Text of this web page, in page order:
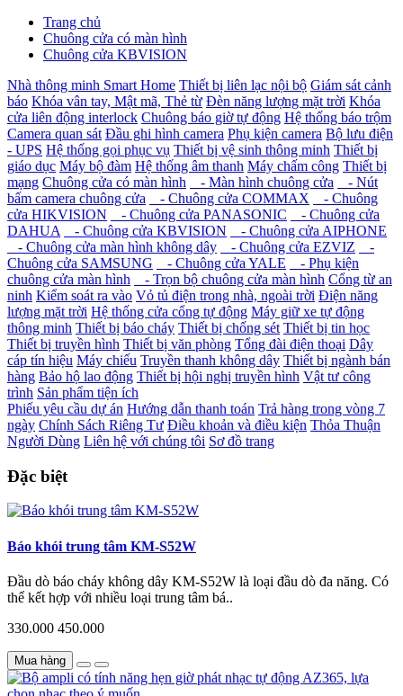
Trang chủ
Chuông cửa có màn hình
Chuông cửa KBVISION
Nhà thông minh Smart Home Thiết bị liên lạc nội bộ Giám sát cảnh
báo Khóa vân tay, Mật mã, Thẻ từ Đèn năng lượng mặt trời Khóa
cửa liên động interlock Chuông báo giờ tự động Hệ thống báo trộm
Camera quan sát Đầu ghi hình camera Phụ kiện camera Bộ lưu điện
- UPS Hệ thống gọi phục vụ Thiết bị vệ sinh thông minh Thiết bị
giáo dục Máy bộ đàm Hệ thống âm thanh Máy chấm công Thiết bị
mạng Chuông cửa có màn hình - Màn hình chuông cửa
- Nút
bấm camera chuông cửa
- Chuông cửa COMMAX
- Chuông
cửa HIKVISION
- Chuông cửa PANASONIC
- Chuông cửa
DAHUA
- Chuông cửa KBVISION
- Chuông cửa AIPHONE
- Chuông cửa màn hình không dây
- Chuông cửa EZVIZ
-
Chuông cửa SAMSUNG
- Chuông cửa YALE
- Phụ kiện
chuông cửa màn hình
- Trọn bộ chuông cửa màn hình Cổng từ an
ninh Kiểm soát ra vào Vỏ tủ điện trong nhà, ngoài trời Điện năng
lượng mặt trời Hệ thống cửa cổng tự động Máy giữ xe tự động
thông minh Thiết bị báo cháy Thiết bị chống sét Thiết bị tin học
Thiết bị truyền hình Thiết bị văn phòng Tổng đài điện thoại Dây
cáp tín hiệu Máy chiếu Truyền thanh không dây Thiết bị ngành bán
hàng Bảo hộ lao động Thiết bị hội nghị truyền hình Vật tư công
trình Sản phẩm tiện ích
Phiếu yêu cầu dự án Hướng dẫn thanh toán Trả hàng trong vòng 7
ngày Chính Sách Riêng Tư Điều khoản và điều kiện Thỏa Thuận
Người Dùng Liên hệ với chúng tôi Sơ đồ trang
Đặc biệt
Báo khói trung tâm KM-S52W
Đầu dò báo cháy không dây KM-S52W là loại đầu dò đa năng. Có
thể kết hợp với nhiều loại trung tâm bá..
330.000 450.000
Mua hàng